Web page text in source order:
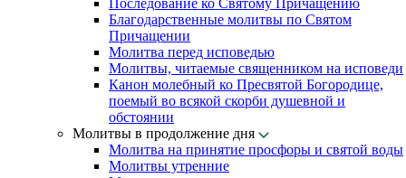
Последование ко Святому Причащению
Благодарственные молитвы по Святом
Причащении
Молитва перед исповедью
Молитвы, читаемые священником на исповеди
Канон молебный ко Пресвятой Богородице,
поемый во всякой скорби душевной и
обстоянии
Молитвы в продолжение дня
Молитва на принятие просфоры и святой воды
Молитвы утренние